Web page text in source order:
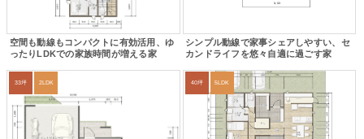
空間も動線もコンパクトに有効活用、ゆ
ったりLDKでの家族時間が増える家
シンプル動線で家事シェアしやすい、セ
カンドライフを悠々自適に過ごす家
33坪 2LDK 40坪 5LDK